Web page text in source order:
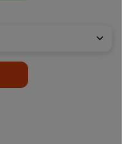
Wert ein